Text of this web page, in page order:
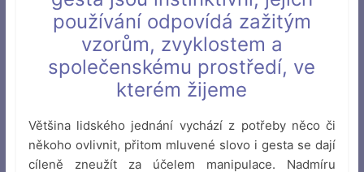
používání odpovídá zažitým
vzorům, zvyklostem a
společenskému prostředí, ve
kterém žijeme
Většina lidského jednání vychází z potřeby něco či
někoho ovlivnit, přitom mluvené slovo i gesta se dají
cíleně zneužít za účelem manipulace. Nadmíru